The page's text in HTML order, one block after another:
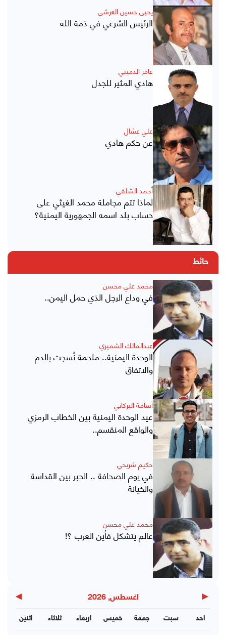
يحيى حسين العرشي
الرئيس الشرعي في ذمة الله
عامر الدميني
هادي المثير للجدل
علي عشال
عن حكم هادي
أحمد الشلفي
لماذا تتم مجاملة محمد الغيثي على
حساب بلد اسمه الجمهورية اليمنية؟
حائط
محمد علي محسن
في وداع الرجل الذي حمل اليمن..
عبدالمالك الشميري
الوحدة اليمنية.. ملحمة نُسجت بالدم
والاتفاق
أسامة البركاني
عيد الوحدة اليمنية بين الخطاب الرمزي
والواقع المنقسم..
حكيم شريحي
في يوم الصحافة .. الحبر بين القداسة
والخيانة
محمد علي محسن
عالم يتشكل فأين العرب ؟!
◀ اغسطس, 2026 ▶
اثنين ثلاثاء اربعاء خميس جمعة سبت احد